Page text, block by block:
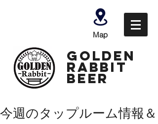
Map
GOLDEN
Rabbit
Beer
今週のタップルーム情報＆